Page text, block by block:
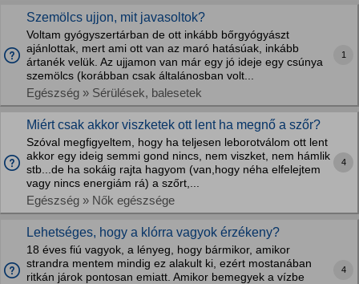
Szemölcs ujjon, mit javasoltok?
Voltam gyógyszertárban de ott inkább bőrgyógyászt
ajánlottak, mert ami ott van az maró hatásúak, inkább
ártanék velük. Az ujjamon van már egy jó ideje egy csúnya
szemölcs (korábban csak általánosban volt...
Egészség » Sérülések, balesetek
1
Miért csak akkor viszketek ott lent ha megnő a szőr?
Szóval megfigyeltem, hogy ha teljesen leborotválom ott lent
akkor egy ideig semmi gond nincs, nem viszket, nem hámlik
stb...de ha sokáig rajta hagyom (van,hogy néha elfelejtem
vagy nincs energiám rá) a szőrt,...
Egészség » Nők egészsége
4
Lehetséges, hogy a klórra vagyok érzékeny?
18 éves fiú vagyok, a lényeg, hogy bármikor, amikor
strandra mentem mindig ez alakult ki, ezért mostanában
ritkán járok pontosan emiatt. Amikor bemegyek a vízbe
4